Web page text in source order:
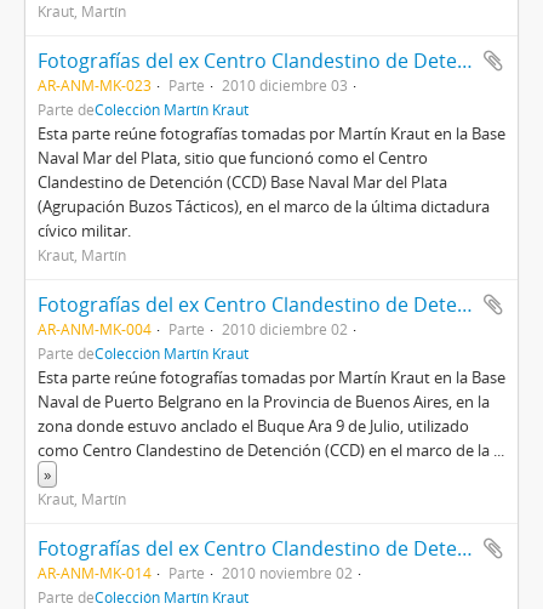
Kraut, Martín
Fotografías del ex Centro Clandestino de Detención (CCD) Base Naval Mar del Plata (Agrupación de Buzos Tácticos)
AR-ANM-MK-023 Parte
2010 diciembre 03
Parte deColección Martín Kraut
Esta parte reúne fotografías tomadas por Martín Kraut en la Base
Naval Mar del Plata, sitio que funcionó como el Centro
Clandestino de Detención (CCD) Base Naval Mar del Plata
(Agrupación Buzos Tácticos), en el marco de la última dictadura
cívico militar.
Kraut, Martín
Fotografías del ex Centro Clandestino de Detención (CCD) Buque 9 de Julio (Base Naval Puerto Belgrano)
AR-ANM-MK-004 Parte
2010 diciembre 02
Parte deColección Martín Kraut
Esta parte reúne fotografías tomadas por Martín Kraut en la Base
Naval de Puerto Belgrano en la Provincia de Buenos Aires, en la
zona donde estuvo anclado el Buque Ara 9 de Julio, utilizado
como Centro Clandestino de Detención (CCD) en el marco de la ...
»
Kraut, Martín
Fotografías del ex Centro Clandestino de Detención (CCD) Campo de la Ribera
AR-ANM-MK-014 Parte
2010 noviembre 02
Parte deColección Martín Kraut